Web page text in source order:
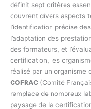
définit sept critères
couvrent divers aspects
l’identification précise
l’adaptation des
des formateurs, et
certification, les
réalisé par un organisme
COFRAC (Comité
remplace de nombreux
paysage de la